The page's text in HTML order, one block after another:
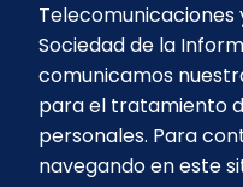
Proyecto Geotérmico
Contratación
Reglamento de
Telecomunicaciones
Sociedad de la
comunicamos
para el tratamiento
personales. Para
navegando en este